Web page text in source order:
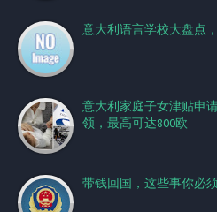
意大利语言学校大盘点
意大利家庭子女津贴申
领，最高可达800欧
带钱回国，这些事你必